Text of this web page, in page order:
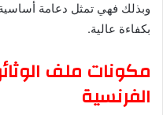
وبذلك فهي تمثل دعامة
بكفاءة عالية.
مكونات ملف
الفرنسية